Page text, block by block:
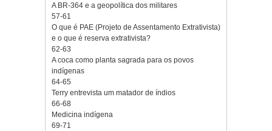
A BR-364 e a geopolítica dos militares
57-61
O que é PAE (Projeto de Assentamento Extrativista)
e o que é reserva extrativista?
62-63
A coca como planta sagrada para os povos
indígenas
64-65
Terry entrevista um matador de índios
66-68
Medicina indígena
69-71